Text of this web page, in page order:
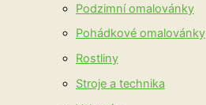
Podzimní omalovánky
Pohádkové omalovánky
Rostliny
Stroje a technika